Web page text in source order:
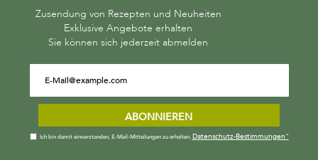
Zusendung von Rezepten und Neuheiten
Exklusive Angebote erhalten
Sie können sich jederzeit abmelden
ABONNIEREN
Ich bin damit einverstanden, E-Mail-Mitteilungen zu erhalten. Datenschutz-Bestimmungen"